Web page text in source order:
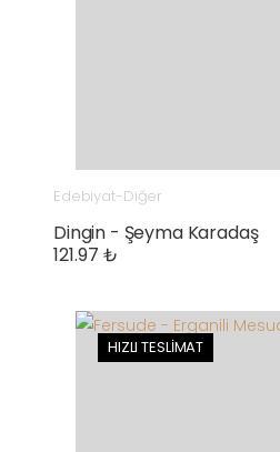
Edebiyat-Diğer
Dingin - Şeyma Karadaş
121.97 ₺
HIZLI TESLİMAT